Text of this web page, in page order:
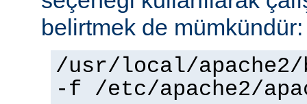
belirtmek de mümkündür:
/usr/local/
-f /etc/apache2/